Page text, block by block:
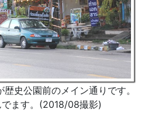
史公園前のメイン通りです。
ます。(2018/08撮影)